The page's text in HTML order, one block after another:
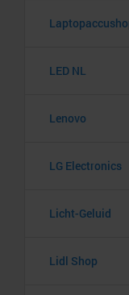
LED NL
Lenovo
LG Electronics
Licht-Geluid
Lidl Shop